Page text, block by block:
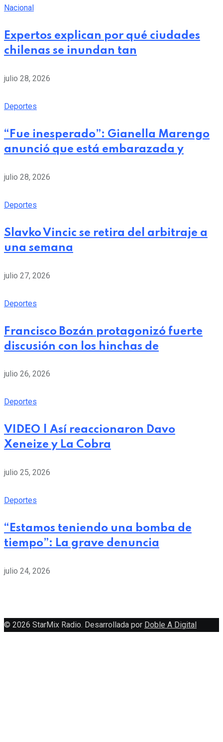
Nacional
Expertos explican por qué ciudades
chilenas se inundan tan
julio 28, 2026
Deportes
“Fue inesperado”: Gianella Marengo
anunció que está embarazada y
julio 28, 2026
Deportes
Slavko Vincic se retira del arbitraje a
una semana
julio 27, 2026
Deportes
Francisco Bozán protagonizó fuerte
discusión con los hinchas de
julio 26, 2026
Deportes
VIDEO | Así reaccionaron Davo
Xeneize y La Cobra
julio 25, 2026
Deportes
“Estamos teniendo una bomba de
tiempo”: La grave denuncia
julio 24, 2026
© 2026 StarMix Radio. Desarrollada por Doble A Digital